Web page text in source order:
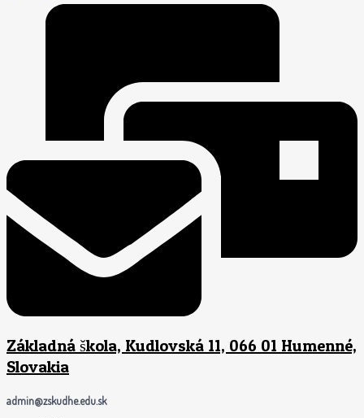
Základná škola, Kudlovská 11, 066 01 Humenné,
Slovakia
admin@zskudhe.edu.sk